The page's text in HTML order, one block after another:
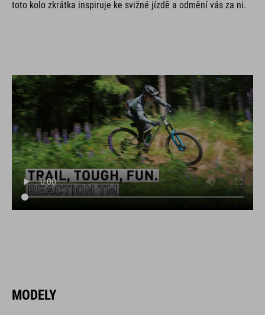
toto kolo zkrátka inspiruje ke svižné jízdě a odmění vás za ni.
MODELY